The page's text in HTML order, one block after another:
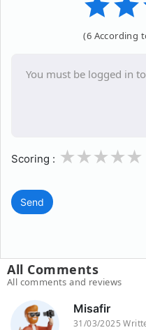
(6 According
Scoring : 3
2
1
Send
All Comments
All comments and reviews
Misafir
31/03/2025